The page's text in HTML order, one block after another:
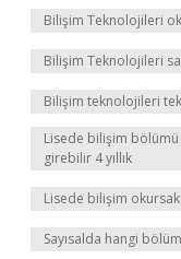
Bilişim Teknolojileri
Bilişim Teknolojileri
Bilişim teknolojileri
Lisede bilişim
girebilir 4 yıllık
Lisede bilişim
Sayısalda hangi